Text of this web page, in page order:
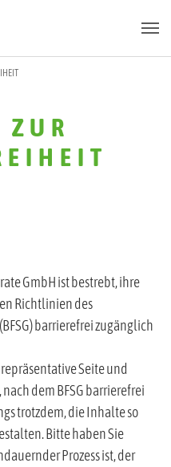
ZUR
GmbH ist bestrebt, ihre
Richtlinien des
barrierefrei zugänglich
Seite und
dem BFSG barrierefrei
trotzdem, die Inhalte so
Bitte haben Sie
Prozess ist, der